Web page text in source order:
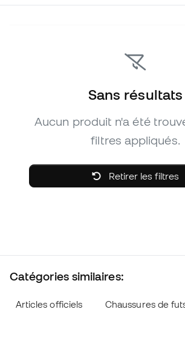
Sans résultats
Aucun produit n'a été
filtres appliqués.
Retirer les filtres
Catégories similaires:
Articles officiels Chaussures de